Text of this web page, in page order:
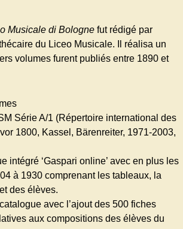
Musicale di Bologne fut rédigé par
du Liceo Musicale. Il réalisa un
volumes furent publiés entre 1890 et
Série A/1 (Répertoire international des
1800, Kassel, Bärenreiter, 1971-2003,
intégré ‘Gaspari online’ avec en plus les
à 1930 comprenant les tableaux, la
des élèves.
avec l’ajout des 500 fiches
aux compositions des élèves du